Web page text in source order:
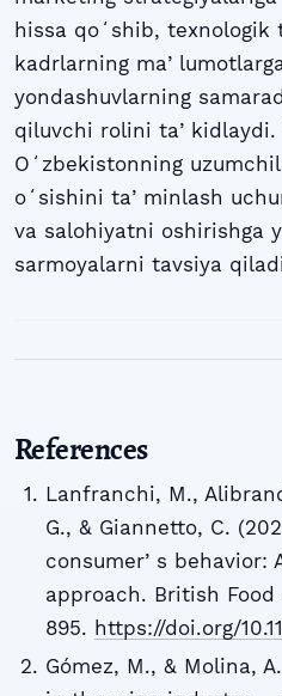
hissa qoʻshib, texnologik
kadrlarning
yondashuvlarning
qiluvchi rolini taʼkidlaydi.
Oʻzbekistonning
oʻsishini taʼminlash
va salohiyatni oshirishga
sarmoyalarni tavsiya
References
Lanfranchi, M.,
G., & Giannetto, C.
consumerʼs
approach. British Food
895. https://doi.org/
Gómez, M., & Molina,